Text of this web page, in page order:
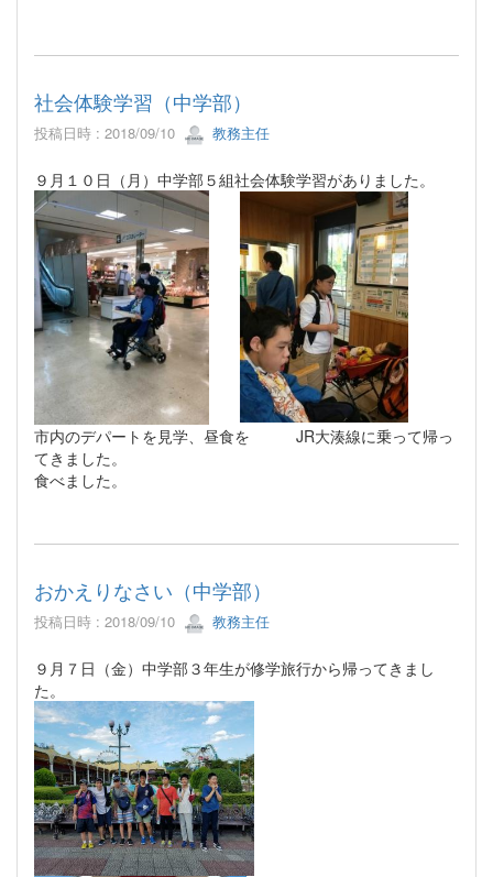
社会体験学習（中学部）
投稿日時 : 2018/09/10 教務主任
９月１０日（月）中学部５組社会体験学習がありました。
市内のデパートを見学、昼食を JR大湊線に乗って帰っ
てきました。
食べました。
おかえりなさい（中学部）
投稿日時 : 2018/09/10 教務主任
９月７日（金）中学部３年生が修学旅行から帰ってきまし
た。